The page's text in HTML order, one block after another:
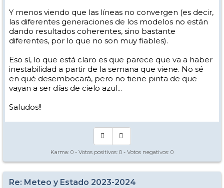
Y menos viendo que las líneas no convergen (es decir,
las diferentes generaciones de los modelos no están
dando resultados coherentes, sino bastante
diferentes, por lo que no son muy fiables).
Eso sí, lo que está claro es que parece que va a haber
inestabilidad a partir de la semana que viene. No sé
en qué desembocará, pero no tiene pinta de que
vayan a ser días de cielo azul...
Saludos!!
Karma: 0 - Votos positivos: 0 - Votos negativos: 0
Re: Meteo y Estado 2023-2024